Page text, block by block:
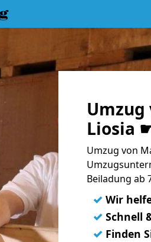
Umzug
Liosia
Umzug von
Beiladung ab
✓ Wir
✓ Schnell
✓ Finden